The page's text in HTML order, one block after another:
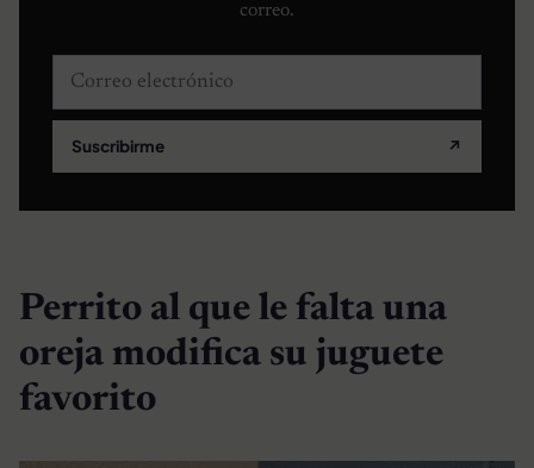
correo.
Correo electrónico
Suscribirme ↗
Perrito al que le falta una
oreja modifica su juguete
favorito